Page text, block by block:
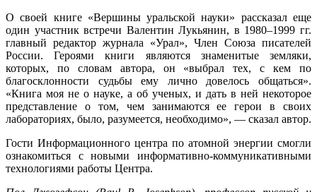
О своей книге «Вершины уральской науки» рассказал еще
один участник встречи Валентин Лукьянин, в 1980–1999 гг.
главный редактор журнала «Урал», Член Союза писателей
России. Героями книги являются знаменитые земляки,
которых, по словам автора, он «выбрал тех, с кем по
благосклонности судьбы ему лично довелось общаться».
«Книга моя не о науке, а об ученых, и дать в ней некоторое
представление о том, чем занимаются ее герои в своих
лабораториях, было, разумеется, необходимо», — сказал автор.
Гости Информационного центра по атомной энергии смогли
ознакомиться с новыми информативно-коммуникативными
технологиями работы Центра.